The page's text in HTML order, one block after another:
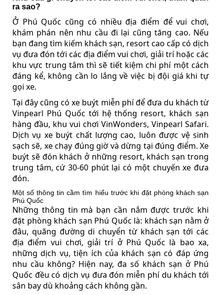
ra sao?
Ở Phú Quốc cũng có nhiều địa điểm để vui chơi,
khám phán nên nhu cầu đi lại cũng tăng cao. Nếu
bạn đang tìm kiếm khách sạn, resort cao cấp có dịch
vụ đưa đón tới các địa điểm vui chơi, giải trí hoặc các
khu vực trung tâm thì sẽ tiết kiệm chi phí một cách
đáng kể, không cần lo lắng về việc bị đội giá khi tự
gọi xe.
Tại đây cũng có xe buýt miễn phí để đưa du khách từ
Vinpearl Phú Quốc tới hệ thống resort, khách sạn
hàng đầu, khu vui chơi VinWonders, Vinpearl Safari.
Dịch vụ xe buýt chất lượng cao, luôn được vệ sinh
sạch sẽ, xe chạy đúng giờ và dừng tại đúng điểm. Xe
buýt sẽ đón khách ở những resort, khách sạn trong
trung tâm, cứ 30-60 phút lại có một chuyến xe đưa
đón.
Một số thông tin cầm tìm hiểu trước khi đặt phòng khách sạn
Phú Quốc
Những thông tin mà bạn cần nắm được trước khi
đặt phòng khách sạn Phú Quốc là: khách sạn nằm ở
đâu, quãng đường di chuyển từ khách sạn tới các
địa điểm vui chơi, giải trí ở Phú Quốc là bao xa,
những dịch vụ, tiện ích của khách sạn có đáp ứng
nhu cầu không? Hiện nay, đa số khách sạn ở Phú
Quốc đều có dịch vụ đưa đón miễn phí du khách tới
sân bay dù khoảng cách không gần.